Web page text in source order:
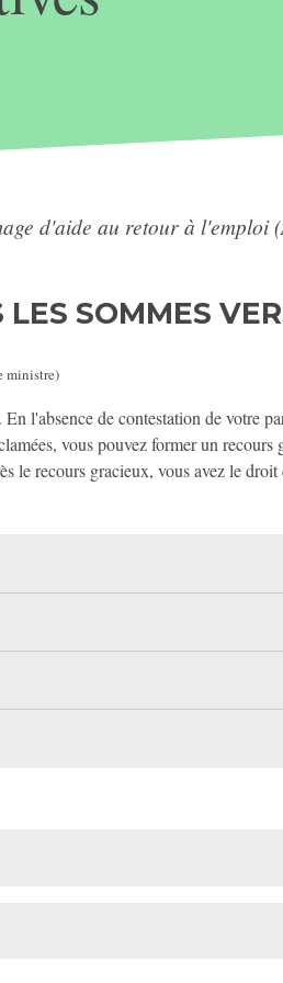
d'aide au retour à l'emploi
SOMMES
ministre)
. En l'absence de contestation de votre
vous pouvez former un
le recours gracieux, vous avez le